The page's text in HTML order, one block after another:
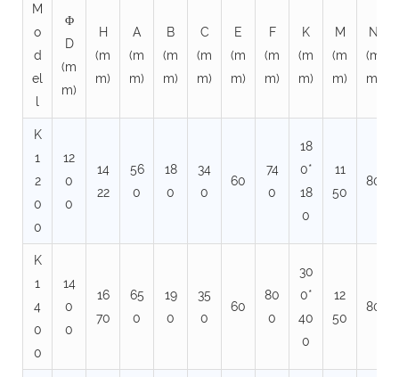
M
o
d
el
l
Φ
D
(m
m)
H
(m
m)
A
(m
m)
B
(m
m)
C
(m
m)
E
(m
m)
F
(m
m)
K
(m
m)
M
(m
m)
N
(m
m)
K
1
2
0
0
12
0
0
14
22
56
0
18
0
34
0
60
74
0
18
0*
18
0
11
50
80
K
1
4
0
0
14
0
0
16
70
65
0
19
0
35
0
60
80
0
30
0*
40
0
12
50
80